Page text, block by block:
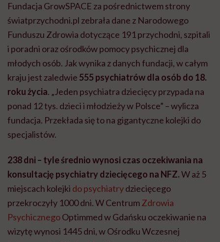
Fundacja GrowSPACE za pośrednictwem strony
światprzychodni.pl zebrała dane z Narodowego
Funduszu Zdrowia dotyczące 191 przychodni, szpitali
i poradni oraz ośrodków pomocy psychicznej dla
młodych osób. Jak wynika z danych fundacji, w całym
kraju jest zaledwie 555 psychiatrów dla osób do 18.
roku życia. „Jeden psychiatra dziecięcy przypada na
ponad 12 tys. dzieci i młodzieży w Polsce” – wylicza
fundacja. Przekłada się to na gigantyczne kolejki do
specjalistów.
238 dni – tyle średnio wynosi czas oczekiwania na
konsultację psychiatry dziecięcego na NFZ.W aż 5
miejscach kolejki do psychiatrydziecięcego
przekroczyły 1000 dni. W CentrumZdrowia
PsychicznegoOptimmed w Gdańsku oczekiwanie na
wizytę wynosi 1445 dni, w Ośrodku Wczesnej